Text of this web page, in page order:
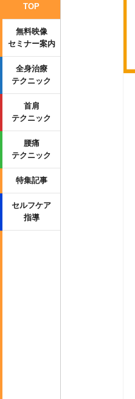
TOP
無料映像
セミナー案内
全身治療
テクニック
首肩
テクニック
腰痛
テクニック
特集記事
セルフケア
指導